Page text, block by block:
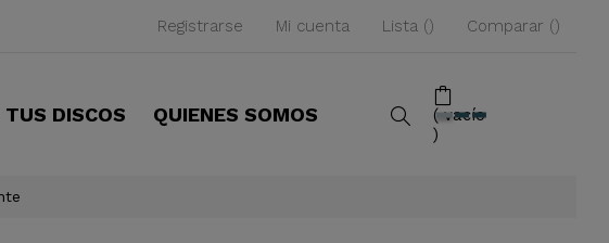
Registrarse Mi cuenta Lista Comparar
DISCOS QUIENES SOMOS vacío